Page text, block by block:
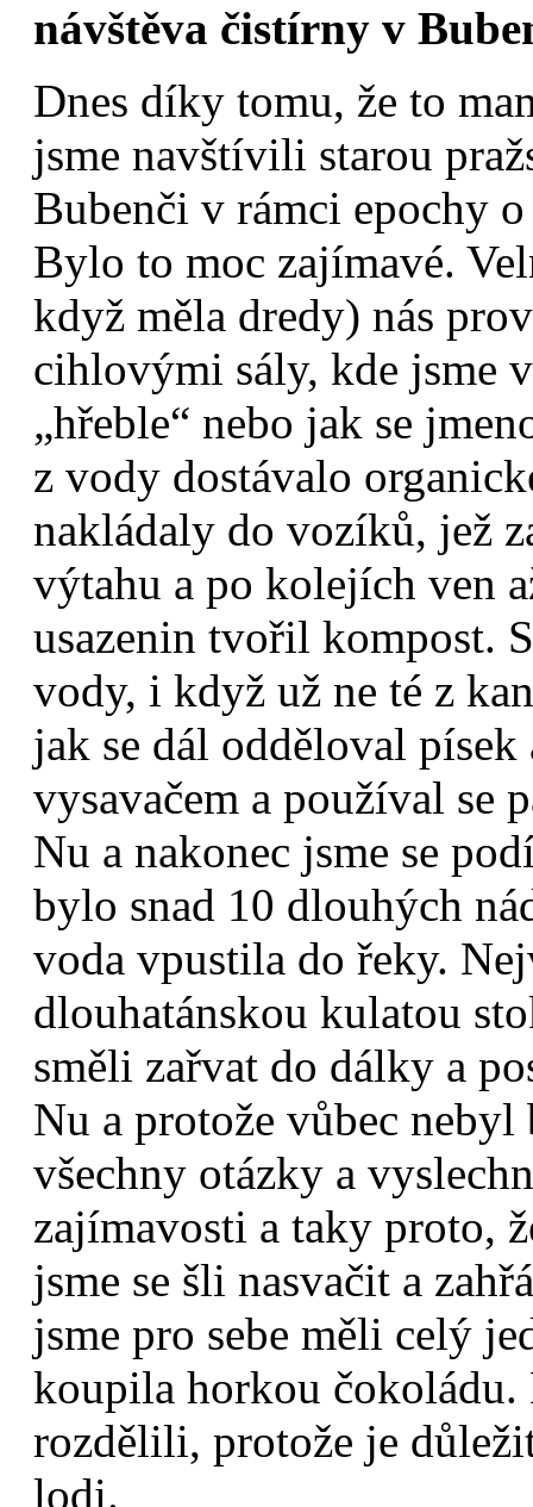
návštěva čistírny v
Dnes díky tomu, že to
jsme navštívili starou
Bubenči v rámci epochy
Bylo to moc zajímavé.
když měla dredy) nás
cihlovými sály, kde jsme
„hřeble“ nebo jak se
z vody dostávalo
nakládaly do vozíků, jež
výtahu a po kolejích ven
usazenin tvořil kompost.
vody, i když už ne té z
jak se dál odděloval
vysavačem a používal se
Nu a nakonec jsme se
bylo snad 10 dlouhých
voda vpustila do řeky.
dlouhatánskou kulatou
směli zařvat do dálky a
Nu a protože vůbec
všechny otázky a
zajímavosti a taky proto,
jsme se šli nasvačit a
jsme pro sebe měli celý
koupila horkou čokoládu.
rozdělili, protože je
lodi.